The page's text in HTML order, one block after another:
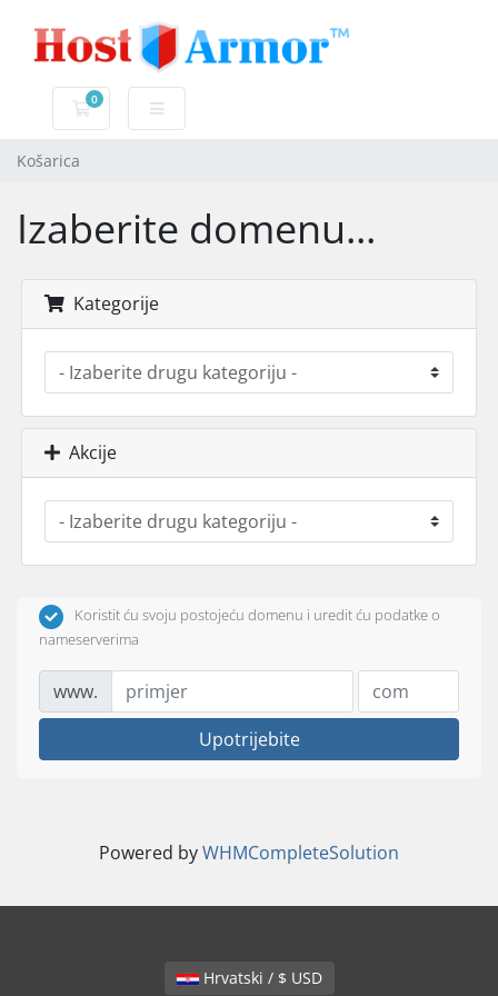
0
Košarica
Košarica
Izaberite domenu...
Kategorije
Akcije
Koristit ću svoju postojeću domenu i uredit ću podatke o
nameserverima
www.
Upotrijebite
Powered byWHMCompleteSolution
Hrvatski / $ USD